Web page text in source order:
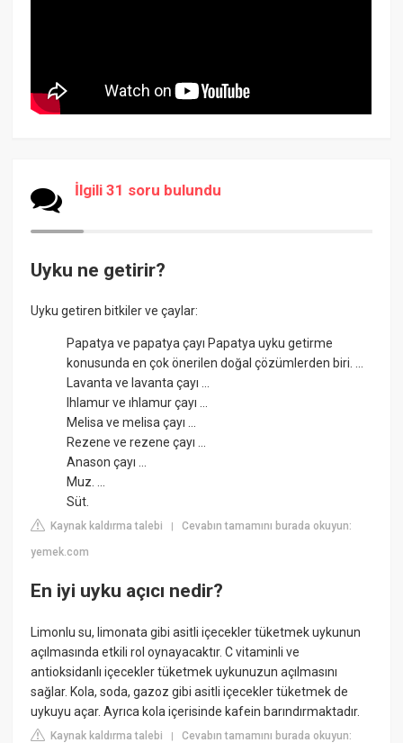
İlgili 31 soru bulundu
Uyku ne getirir?
Uyku getiren bitkiler ve çaylar:
Papatya ve papatya çayı Papatya uyku getirme
konusunda en çok önerilen doğal çözümlerden biri. ...
Lavanta ve lavanta çayı ...
Ihlamur ve ıhlamur çayı ...
Melisa ve melisa çayı ...
Rezene ve rezene çayı ...
Anason çayı ...
Muz. ...
Süt.
Kaynak kaldırma talebi |Cevabın tamamını burada okuyun:
yemek.com
En iyi uyku açıcı nedir?
Limonlu su, limonata gibi asitli içecekler tüketmek uykunun
açılmasında etkili rol oynayacaktır. C vitaminli ve
antioksidanlı içecekler tüketmek uykunuzun açılmasını
sağlar. Kola, soda, gazoz gibi asitli içecekler tüketmek de
uykuyu açar. Ayrıca kola içerisinde kafein barındırmaktadır.
Kaynak kaldırma talebi |Cevabın tamamını burada okuyun: